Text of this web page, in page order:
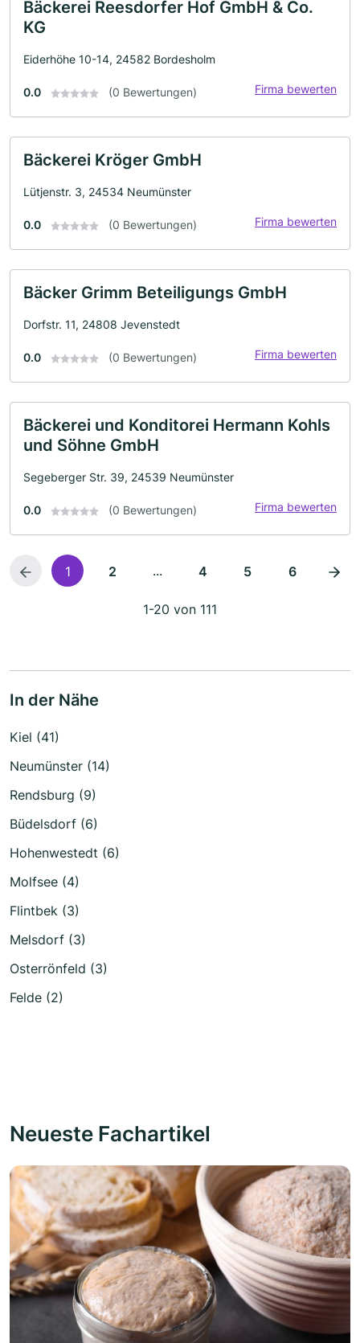
Bäckerei Reesdorfer Hof GmbH & Co.
KG
Eiderhöhe 10-14, 24582 Bordesholm
0.0 (0 Bewertungen) Firma bewerten
Bäckerei Kröger GmbH
Lütjenstr. 3, 24534 Neumünster
0.0 (0 Bewertungen) Firma bewerten
Bäcker Grimm Beteiligungs GmbH
Dorfstr. 11, 24808 Jevenstedt
0.0 (0 Bewertungen) Firma bewerten
Bäckerei und Konditorei Hermann Kohls
und Söhne GmbH
Segeberger Str. 39, 24539 Neumünster
0.0 (0 Bewertungen) Firma bewerten
1 2 ... 4 5 6
1-20 von 111
In der Nähe
Kiel (41)
Neumünster (14)
Rendsburg (9)
Büdelsdorf (6)
Hohenwestedt (6)
Molfsee (4)
Flintbek (3)
Melsdorf (3)
Osterrönfeld (3)
Felde (2)
Neueste Fachartikel